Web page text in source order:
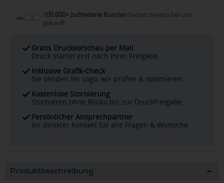
100.000+ zufriedene Kunden haben bereits bei uns
gekauft
Gratis Druckvorschau per Mail
Druck startet erst nach Ihrer Freigabe
Inklusive Grafik-Check
Sie senden Ihr Logo, wir prüfen & optimieren
Kostenlose Stornierung
Stornieren ohne Risiko bis zur Druckfreigabe
Persönlicher Ansprechpartner
Ihr direkter Kontakt für alle Fragen & Wünsche
Produktbeschreibung